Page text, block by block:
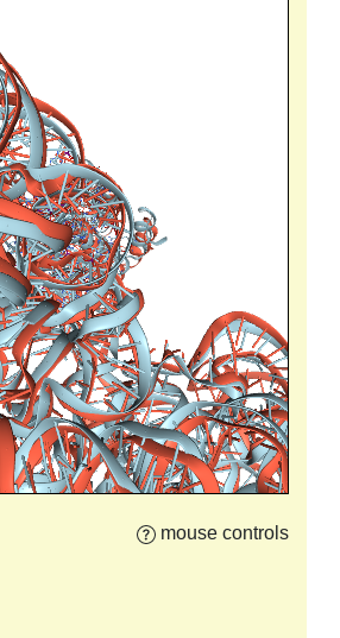
mouse controls